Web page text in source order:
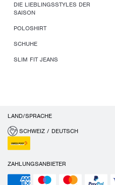
DIE LIEBLINGSSTYLES DER
SAISON
POLOSHIRT
SCHUHE
SLIM FIT JEANS
LAND/SPRACHE
SCHWEIZ / DEUTSCH
ZAHLUNGSANBIETER